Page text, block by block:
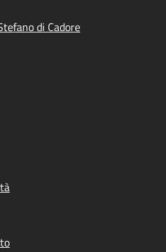
di Cadore